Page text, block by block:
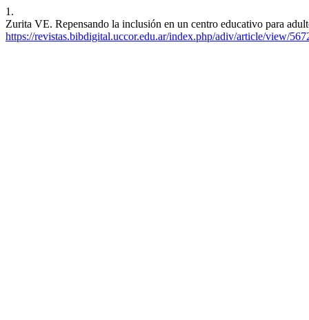
1.
Zurita VE. Repensando la inclusión en un centro educativo para
https://revistas.bibdigital.uccor.edu.ar/index.php/adiv/article/view/